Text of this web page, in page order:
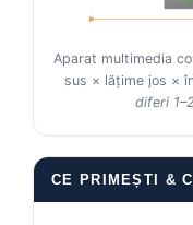
Aparat multimedia
sus × lățime jos ×
diferi
CE PRIMEȘTI &